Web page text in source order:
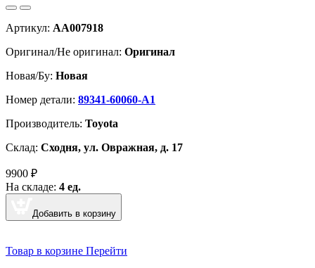
Артикул: AA007918
Оригинал/Не оригинал: Оригинал
Новая/Бу: Новая
Номер детали: 89341-60060-A1
Производитель: Toyota
Склад: Сходня, ул. Овражная, д. 17
9900 ₽
На складе: 4 ед.
Добавить в корзину
Товар в корзине Перейти